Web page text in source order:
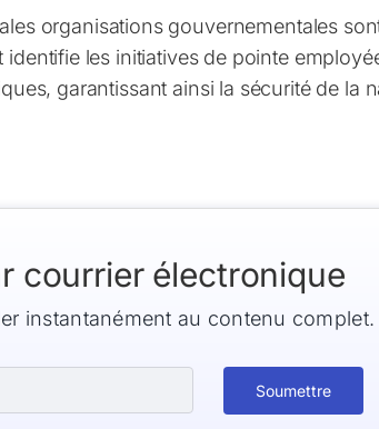
organisations gouvernementales
les initiatives de pointe
garantissant ainsi la sécurité de la
courrier électronique
instantanément au contenu complet.
Soumettre